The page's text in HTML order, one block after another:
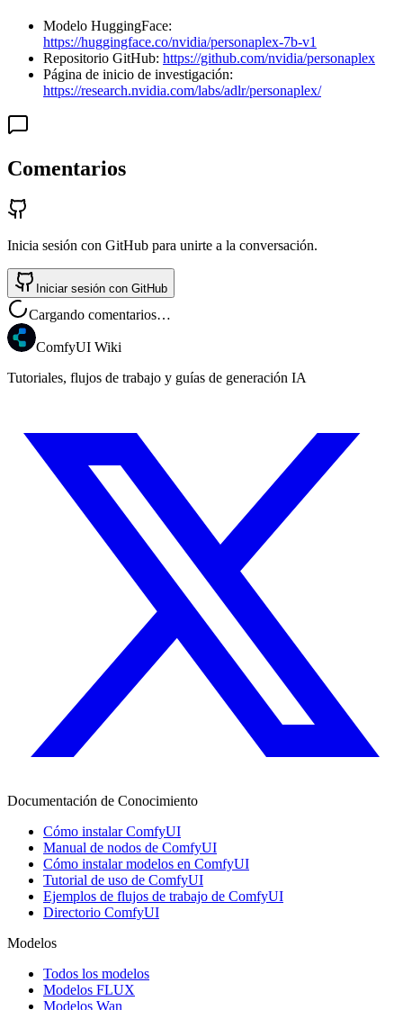
Modelo HuggingFace:
https://huggingface.co/nvidia/personaplex-7b-v1
Repositorio GitHub: https://github.com/nvidia/personaplex
Página de inicio de investigación:
https://research.nvidia.com/labs/adlr/personaplex/
Comentarios
Inicia sesión con GitHub para unirte a la conversación.
Iniciar sesión con GitHub
Cargando comentarios…
ComfyUI Wiki
Tutoriales, flujos de trabajo y guías de generación IA
Documentación de Conocimiento
Cómo instalar ComfyUI
Manual de nodos de ComfyUI
Cómo instalar modelos en ComfyUI
Tutorial de uso de ComfyUI
Ejemplos de flujos de trabajo de ComfyUI
Directorio ComfyUI
Modelos
Todos los modelos
Modelos FLUX
Modelos Wan